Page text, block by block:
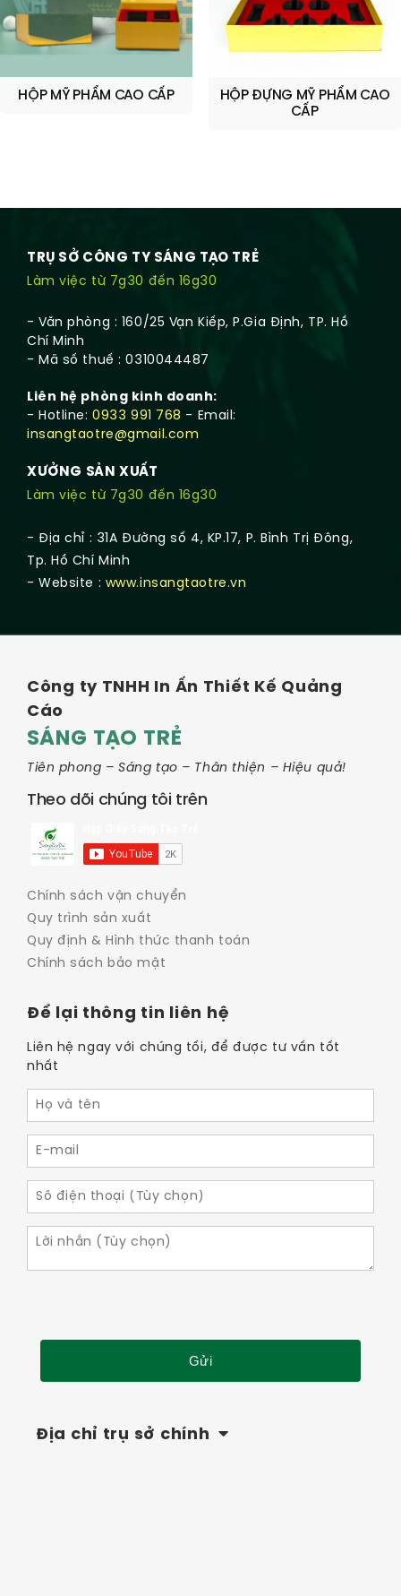
HỘP MỸ PHẨM CAO CẤP
HỘP ĐỰNG MỸ PHẨM CAO
CẤP
TRỤ SỞ CÔNG TY SÁNG TẠO TRẺ
Làm việc từ 7g30 đến 16g30
- Văn phòng : 160/25 Vạn Kiếp, P.Gia Định, TP. Hồ
Chí Minh
- Mã số thuế : 0310044487
Liên hệ phòng kinh doanh:
- Hotline:0933 991 768 - Email:
insangtaotre@gmail.com
XƯỞNG SẢN XUẤT
Làm việc từ 7g30 đến 16g30
- Địa chỉ : 31A Đường số 4, KP.17, P. Bình Trị Đông,
Tp. Hồ Chí Minh
- Website : www.insangtaotre.vn
Công ty TNHH In Ấn Thiết Kế Quảng
Cáo
SÁNG TẠO TRẺ
Tiên phong – Sáng tạo – Thân thiện – Hiệu quả!
Theo dõi chúng tôi trên
Chính sách vận chuyển
Quy trình sản xuất
Quy định & Hình thức thanh toán
Chính sách bảo mật
Để lại thông tin liên hệ
Liên hệ ngay với chúng tối, để được tư vấn tốt
nhất
Địa chỉ trụ sở chính